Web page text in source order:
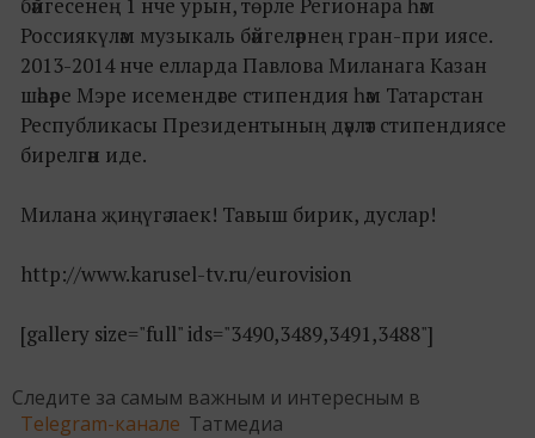
Россиякүләм музыкаль бәйгеләрнең гран-при иясе.
2013-2014 нче елларда Павлова Миланага Казан
шәһәре Мэре исемендәге стипендия һәм Татарстан
Республикасы Президентының дәүләт стипендиясе
бирелгән иде.
Милана җиңүгә лаек! Тавыш бирик, дуслар!
http://www.karusel-tv.ru/eurovision
[gallery size="full" ids="3490,3489,3491,3488"]
Следите за самым важным и интересным в
Telegram-канале Татмедиа